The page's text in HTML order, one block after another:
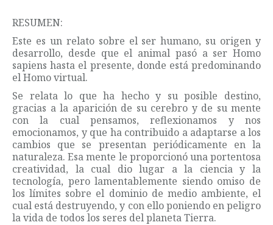
RESUMEN:
Este es un relato sobre el ser humano, su origen y
desarrollo, desde que el animal pasó a ser Homo
sapiens hasta el presente, donde está predominando
el Homo virtual.
Se relata lo que ha hecho y su posible destino,
gracias a la aparición de su cerebro y de su mente
con la cual pensamos, reflexionamos y nos
emocionamos, y que ha contribuido a adaptarse a los
cambios que se presentan periódicamente en la
naturaleza. Esa mente le proporcionó una portentosa
creatividad, la cual dio lugar a la ciencia y la
tecnología, pero lamentablemente siendo omiso de
los límites sobre el dominio de medio ambiente, el
cual está destruyendo, y con ello poniendo en peligro
la vida de todos los seres del planeta Tierra.